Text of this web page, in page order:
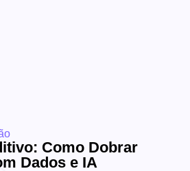
Como Dobrar
Dados e IA